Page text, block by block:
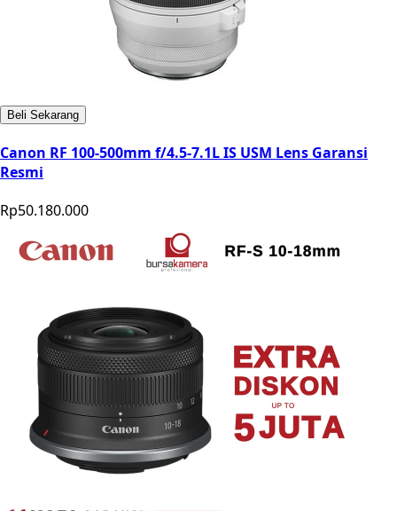
Beli Sekarang
Canon RF 100-500mm f/4.5-7.1L IS USM Lens Garansi
Resmi
Rp50.180.000